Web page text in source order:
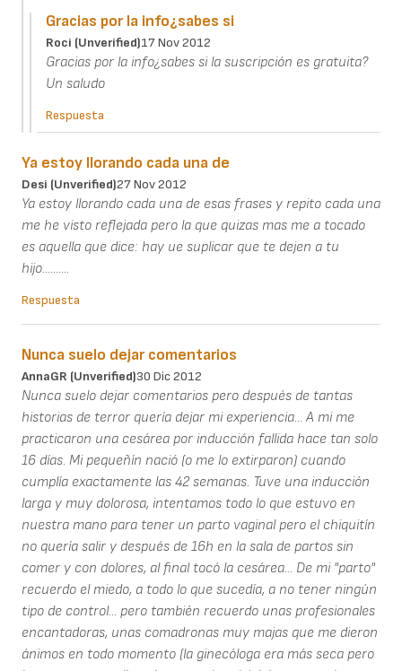
Gracias por la info¿sabes si
Roci (unverified)17 Nov 2012
Gracias por la info¿sabes si la suscripción es gratuita?
Un saludo
Respuesta
Ya estoy llorando cada una de
Desi (unverified)27 Nov 2012
Ya estoy llorando cada una de esas frases y repito cada una
me he visto reflejada pero la que quizas mas me a tocado
es aquella que dice: hay ue suplicar que te dejen a tu
hijo..........
Respuesta
Nunca suelo dejar comentarios
AnnaGR (unverified)30 Dic 2012
Nunca suelo dejar comentarios pero después de tantas
historias de terror quería dejar mi experiencia... A mi me
practicaron una cesárea por inducción fallida hace tan solo
16 días. Mi pequeñín nació (o me lo extirparon) cuando
cumplía exactamente las 42 semanas. Tuve una inducción
larga y muy dolorosa, intentamos todo lo que estuvo en
nuestra mano para tener un parto vaginal pero el chiquitín
no quería salir y después de 16h en la sala de partos sin
comer y con dolores, al final tocó la cesárea... De mi "parto"
recuerdo el miedo, a todo lo que sucedía, a no tener ningún
tipo de control... pero también recuerdo unas profesionales
encantadoras, unas comadronas muy majas que me dieron
ánimos en todo momento (la ginecóloga era más seca pero